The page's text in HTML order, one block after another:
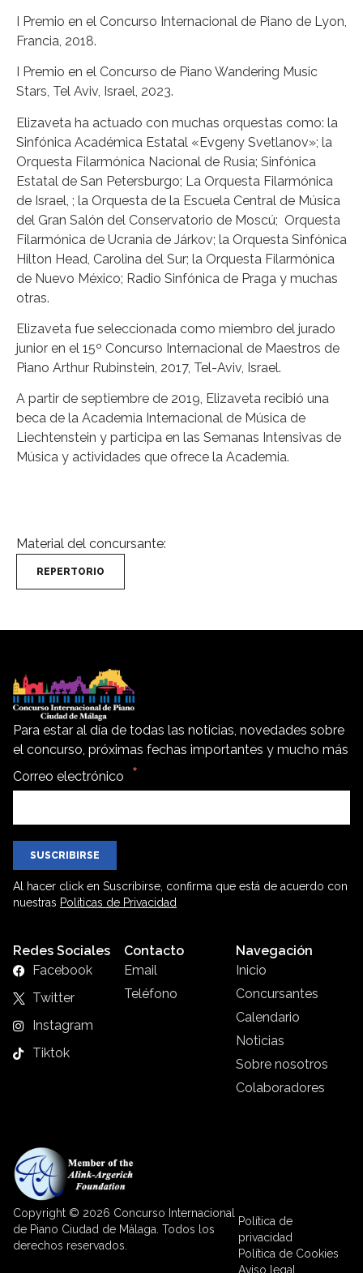
I Premio en el Concurso Internacional de Piano de Lyon,
Francia, 2018.
I Premio en el Concurso de Piano Wandering Music
Stars, Tel Aviv, Israel, 2023.
Elizaveta ha actuado con muchas orquestas como: la
Sinfónica Académica Estatal «Evgeny Svetlanov»; la
Orquesta Filarmónica Nacional de Rusia; Sinfónica
Estatal de San Petersburgo; La Orquesta Filarmónica
de Israel, ; la Orquesta de la Escuela Central de Música
del Gran Salón del Conservatorio de Moscú; Orquesta
Filarmónica de Ucrania de Járkov; la Orquesta Sinfónica
Hilton Head, Carolina del Sur; la Orquesta Filarmónica
de Nuevo México; Radio Sinfónica de Praga y muchas
otras.
Elizaveta fue seleccionada como miembro del jurado
junior en el 15º Concurso Internacional de Maestros de
Piano Arthur Rubinstein, 2017, Tel-Aviv, Israel.
A partir de septiembre de 2019, Elizaveta recibió una
beca de la Academia Internacional de Música de
Liechtenstein y participa en las Semanas Intensivas de
Música y actividades que ofrece la Academia.
Material del concursante:
REPERTORIO
Para estar al día de todas las noticias, novedades sobre
el concurso, próximas fechas importantes y mucho más
Correo electrónico
SUSCRIBIRSE
Al hacer click en Suscribirse, confirma que está de acuerdo con
nuestras Políticas de Privacidad
Redes Sociales
Facebook
Twitter
Instagram
Tiktok
Contacto
Email
Teléfono
Navegación
Inicio
Concursantes
Calendario
Noticias
Sobre nosotros
Colaboradores
Copyright © 2026 Concurso Internacional
de Piano Ciudad de Málaga. Todos los
derechos reservados.
Política de
privacidad
Política de Cookies
Aviso legal